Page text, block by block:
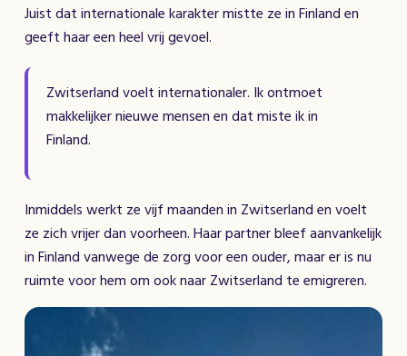
Juist dat internationale karakter mistte ze in Finland en
geeft haar een heel vrij gevoel.
Zwitserland voelt internationaler. Ik ontmoet
makkelijker nieuwe mensen en dat miste ik in
Finland.
Inmiddels werkt ze vijf maanden in Zwitserland en voelt
ze zich vrijer dan voorheen. Haar partner bleef aanvankelijk
in Finland vanwege de zorg voor een ouder, maar er is nu
ruimte voor hem om ook naar Zwitserland te emigreren.